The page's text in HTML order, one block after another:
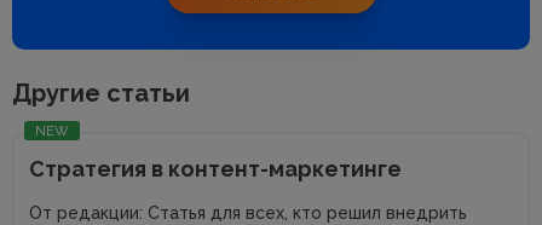
Другие статьи
NEW
Стратегия в контент-маркетинге
От редакции: Статья для всех, кто решил внедрить